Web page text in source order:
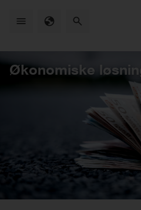
content
Økonomiske